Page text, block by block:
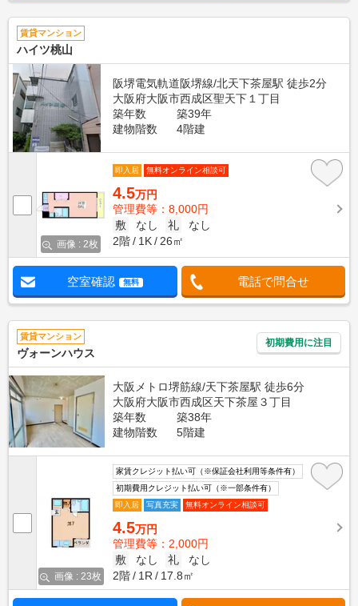
賃貸マンション
ハイツ桃山
阪堺電気軌道阪堺線/北天下茶屋駅 徒歩2分
大阪府大阪市西成区聖天下１丁目
築年数
築39年
建物階数
4階建
画像 : 2枚
即入居 無料オンライン相談可
4.5万円
管理費等：8,000円
敷
なし 礼
なし
2階
1K 26㎡
空室確認 無料 電話で問合せ
賃貸マンション
ヴォーンハウス
初期費用に注目
大阪メトロ堺筋線/天下茶屋駅 徒歩6分
大阪府大阪市西成区天下茶屋３丁目
築年数
築38年
建物階数
5階建
画像 : 23枚
家賃クレジット払い可（※保証会社利用等条件有）
初期費用クレジット払い可（※一部条件有）
即入居
写真充実 無料オンライン相談可
4.5万円
管理費等：2,000円
敷
なし 礼
なし
2階
1R 17.8㎡